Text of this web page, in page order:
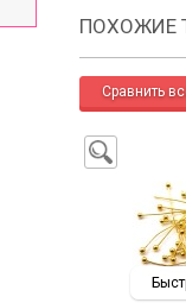
ПОХОЖИЕ